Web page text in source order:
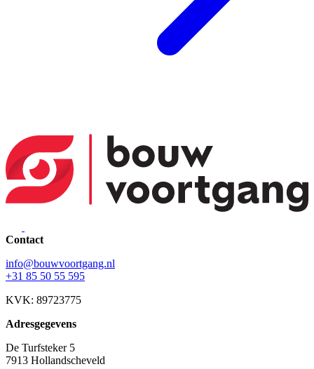
Contact
info@bouwvoortgang.nl
+31 85 50 55 595
KVK: 89723775
Adresgegevens
De Turfsteker 5
7913 Hollandscheveld